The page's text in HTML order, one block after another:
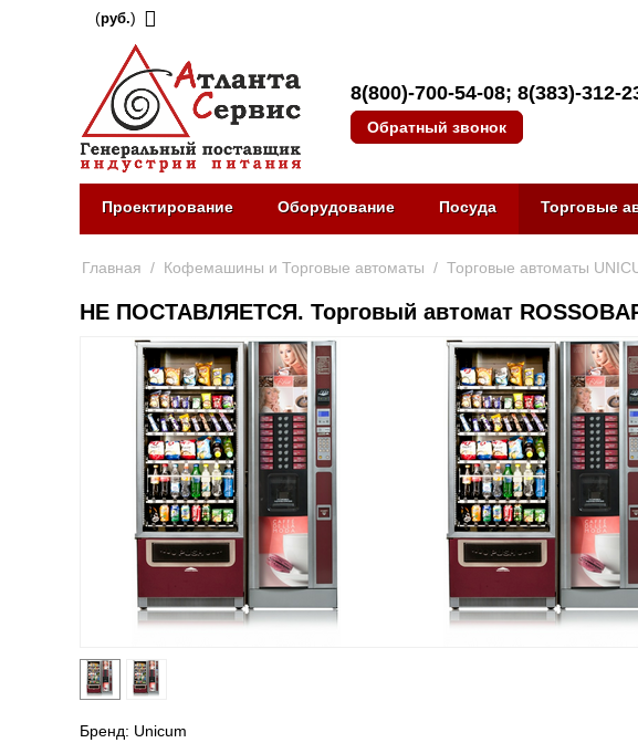
(руб.)
8(800)-700-54-08; 8(383)-312-
Обратный звонок
Проектирование Оборудование Посуда Торговые
Главная / Кофемашины и Торговые автоматы / Торговые автоматы
НЕ ПОСТАВЛЯЕТСЯ. Торговый автомат
Бренд: Unicum